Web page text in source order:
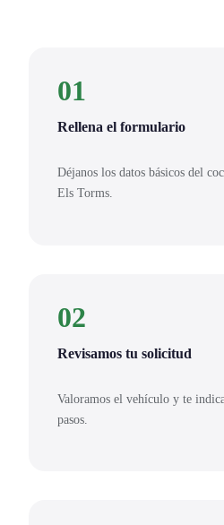
01
Rellena el formulario
Déjanos los datos básicos del
Els Torms.
02
Revisamos tu solicitud
Valoramos el vehículo y te
pasos.